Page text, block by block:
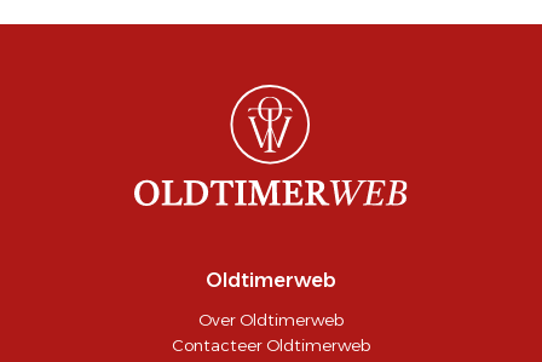
Oldtimerweb
Over Oldtimerweb
Contacteer Oldtimerweb